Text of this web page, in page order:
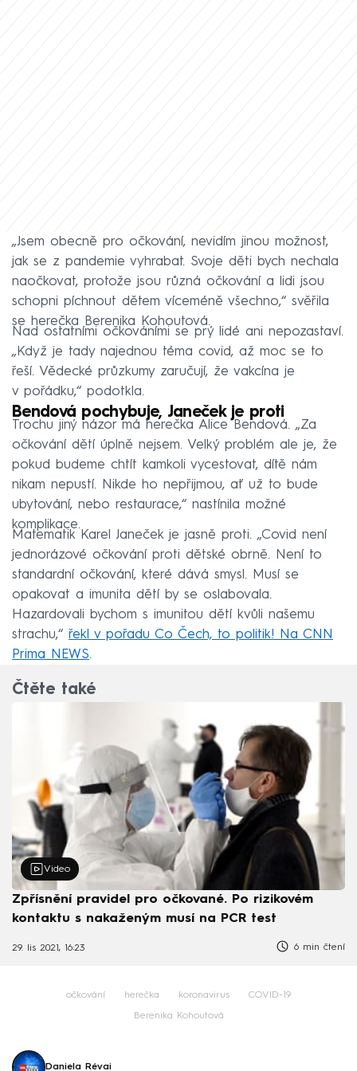
„Jsem obecně pro očkování, nevidím jinou možnost,
jak se z pandemie vyhrabat. Svoje děti bych nechala
naočkovat, protože jsou různá očkování a lidi jsou
schopni píchnout dětem víceméně všechno,“ svěřila
se herečka Berenika Kohoutová.
Nad ostatními očkováními se prý lidé ani nepozastaví.
„Když je tady najednou téma covid, až moc se to
řeší. Vědecké průzkumy zaručují, že vakcína je
v pořádku,“ podotkla.
Bendová pochybuje, Janeček je proti
Trochu jiný názor má herečka Alice Bendová. „Za
očkování dětí úplně nejsem. Velký problém ale je, že
pokud budeme chtít kamkoli vycestovat, dítě nám
nikam nepustí. Nikde ho nepřijmou, ať už to bude
ubytování, nebo restaurace,“ nastínila možné
komplikace.
Matematik Karel Janeček je jasně proti. „Covid není
jednorázové očkování proti dětské obrně. Není to
standardní očkování, které dává smysl. Musí se
opakovat a imunita dětí by se oslabovala.
Hazardovali bychom s imunitou dětí kvůli našemu
strachu,“ řekl v pořadu Co Čech, to politik! Na CNN
Prima NEWS.
Čtěte také
Video
Zpřísnění pravidel pro očkované. Po rizikovém
kontaktu s nakaženým musí na PCR test
29. lis 2021, 16:23 6 min čtení
očkování herečka koronavirus COVID-19
Berenika Kohoutová
Daniela Révai